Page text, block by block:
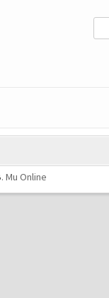
. Mu Online